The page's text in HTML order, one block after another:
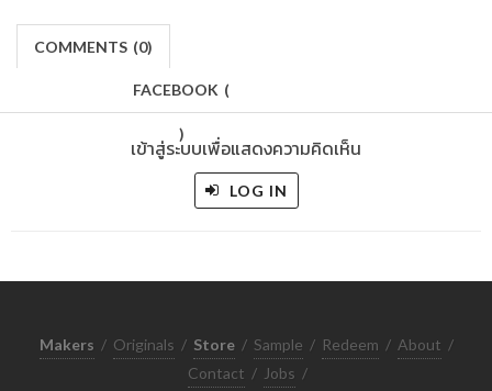
COMMENTS (0)
FACEBOOK (
)
เข้าสู่ระบบเพื่อแสดงความคิดเห็น
LOG IN
Makers / Originals / Store / Sample / Redeem / About /
Contact / Jobs /